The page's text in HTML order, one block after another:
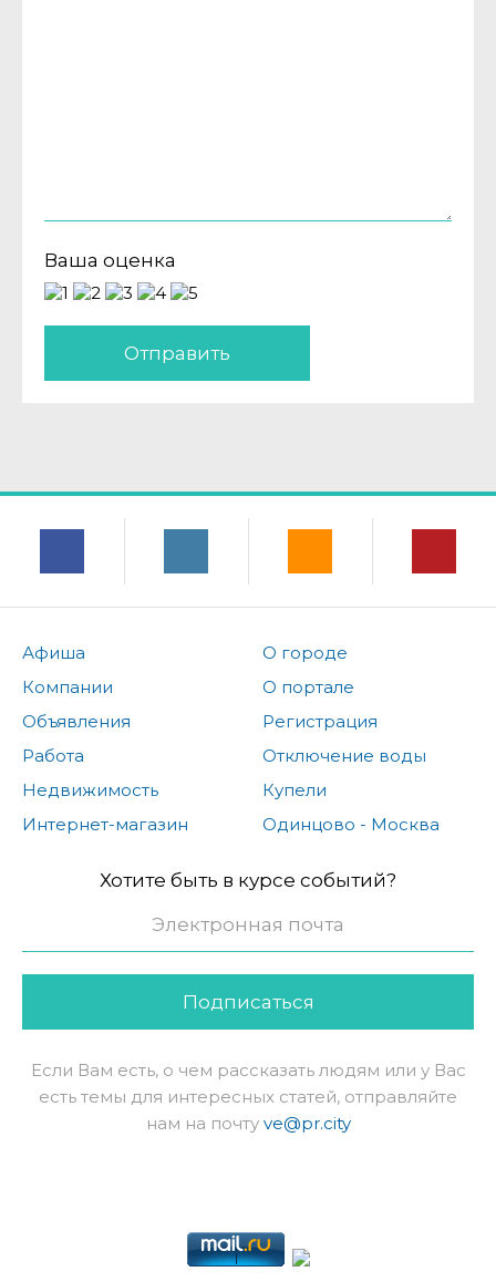
Ваша оценка
Отправить
Афиша
Компании
Объявления
Работа
Недвижимость
Интернет-магазин
О городе
О портале
Регистрация
Отключение воды
Купели
Одинцово - Москва
Хотите быть в курсе событий?
Подписаться
Если Вам есть, о чем рассказать людям или у Вас
есть темы для интересных статей, отправляйте
нам на почту ve@pr.city